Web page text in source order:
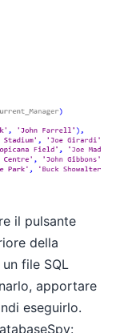
il pulsante
della
file SQL
apportare
eseguirlo.